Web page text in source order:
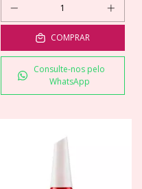
COMPRAR
Consulte-nos pelo
WhatsApp